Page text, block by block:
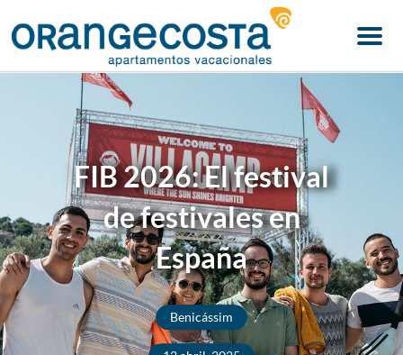
Menu
FIB 2026: El festival
de festivales en
España
Benicássim